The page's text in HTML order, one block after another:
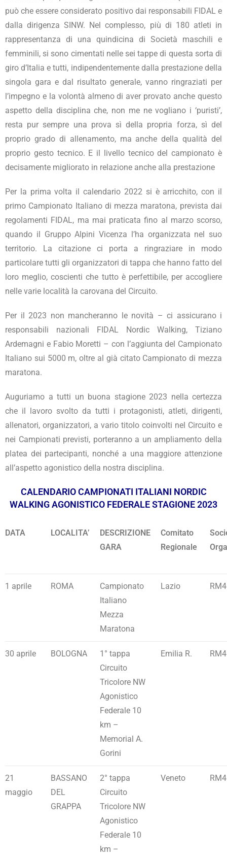
può che essere considerato positivo dai responsabili FIDAL e
dalla dirigenza SINW. Nel complesso, più di 180 atleti in
rappresentanza di una quindicina di Società maschili e
femminili, si sono cimentati nelle sei tappe di questa sorta di
giro d’Italia e tutti, indipendentemente dalla prestazione della
singola gara e dal risultato generale, vanno ringraziati per
l’impegno e la volontà almeno di aver provato anche questo
aspetto della disciplina che, non me ne vogliano i ‘puristi’,
resta pur sempre una prova sì della propria forza, sì del
proprio grado di allenamento, ma anche della qualità del
proprio gesto tecnico. E il livello tecnico del campionato è
decisamente migliorato in relazione anche alla prestazione
Per la prima volta il calendario 2022 si è arricchito, con il
primo Campionato Italiano di mezza maratona, prevista dai
regolamenti FIDAL, ma mai praticata fino al marzo scorso,
quando il Gruppo Alpini Vicenza l’ha organizzata nel suo
territorio. La citazione ci porta a ringraziare in modo
particolare tutti gli organizzatori di tappa che hanno fatto del
loro meglio, coscienti che tutto è perfettibile, per accogliere
nelle varie località la carovana del Circuito.
Per il 2023 non mancheranno le novità – ci assicurano i
responsabili nazionali FIDAL Nordic Walking, Tiziano
Ardemagni e Fabio Moretti – con l’aggiunta del Campionato
Italiano sui 5000 m, oltre al già citato Campionato di mezza
maratona.
Auguriamo a tutti un buona stagione 2023 nella certezza
che il lavoro svolto da tutti i protagonisti, atleti, dirigenti,
allenatori, organizzatori, a vario titolo coinvolti nel Circuito e
nei Campionati previsti, porteranno a un ampliamento della
platea dei partecipanti, nonché a una maggiore attenzione
all’aspetto agonistico della nostra disciplina.
CALENDARIO CAMPIONATI ITALIANI NORDIC
WALKING AGONISTICO FEDERALE STAGIONE 2023
DATA LOCALITA’
DESCRIZIONE
GARA
Comitato
Regionale
1 aprile ROMA
Campionato
Italiano
Mezza
Maratona
Lazio
30 aprile BOLOGNA
1° tappa
Circuito
Tricolore NW
Agonistico
Federale 10
km –
Memorial A.
Gorini
Emilia R.
21
maggio
BASSANO
DEL
GRAPPA
2° tappa
Circuito
Tricolore NW
Agonistico
Federale 10
km –
Veneto